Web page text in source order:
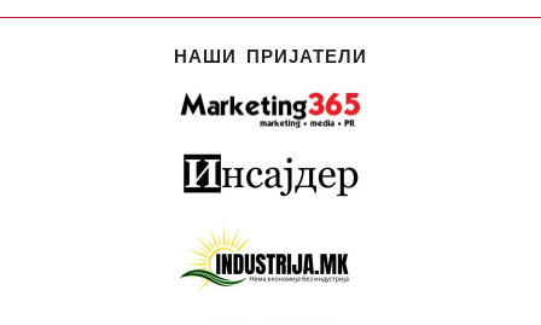
НАШИ ПРИЈАТЕЛИ